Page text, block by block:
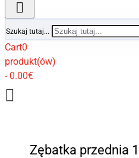
Szukaj tutaj...
Cart0
produkt(ów)
- 0.00€
Zębatka przednia